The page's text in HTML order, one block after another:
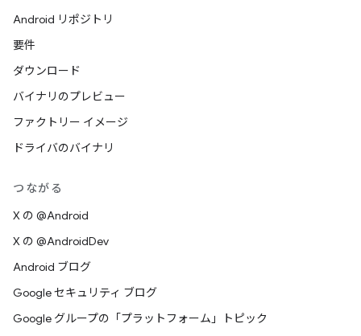
Android リポジトリ
要件
ダウンロード
バイナリのプレビュー
ファクトリー イメージ
ドライバのバイナリ
つながる
X の @Android
X の @AndroidDev
Android ブログ
Google セキュリティ ブログ
Google グループの「プラットフォーム」トピック